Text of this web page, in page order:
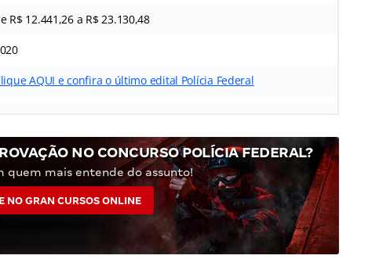
R$ 12.441,26 a R$ 23.130,48
AQUI e confira o último edital Polícia Federal
NO CONCURSO POLÍCIA FEDERAL?
quem mais entende do assunto!
NO GRAN CURSOS ONLINE